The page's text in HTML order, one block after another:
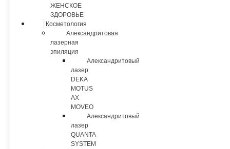
ЖЕНСКОЕ
ЗДОРОВЬЕ
Косметология
Александритовая
лазерная
эпиляция
Александритовый
лазер
DEKA
MOTUS
AX
MOVEO
Александритовый
лазер
QUANTA
SYSTEM